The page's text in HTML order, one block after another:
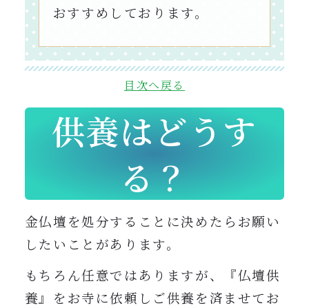
おすすめしております。
目次へ戻る
供養はどうす
る？
金仏壇を処分することに決めたらお願い
したいことがあります。
もちろん任意ではありますが、『仏壇供
養』をお寺に依頼しご供養を済ませてお